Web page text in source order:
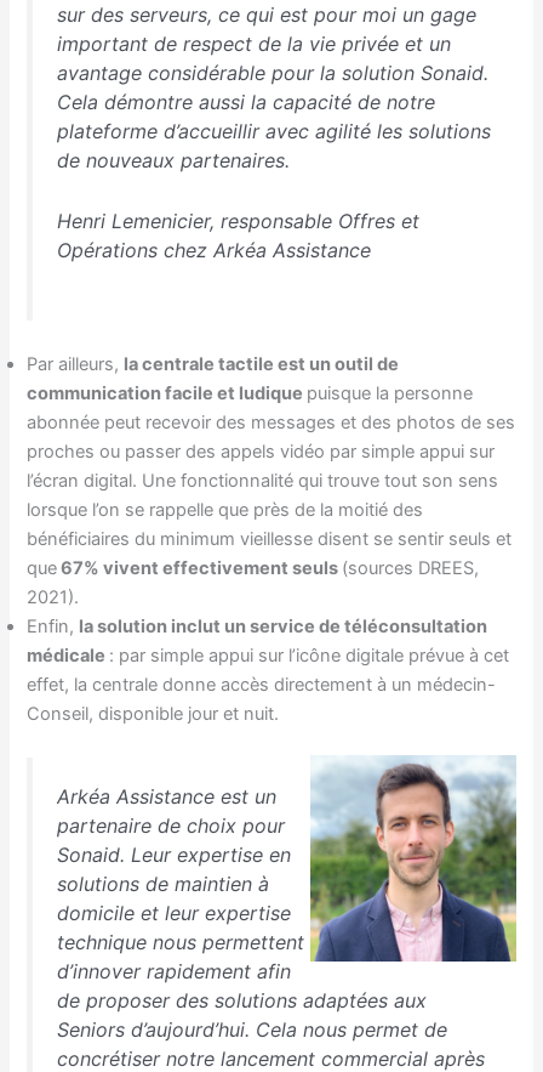
sur des serveurs, ce qui est pour moi un gage
important de respect de la vie privée et un
avantage considérable pour la solution Sonaid.
Cela démontre aussi la capacité de notre
plateforme d’accueillir avec agilité les solutions
de nouveaux partenaires.
Henri Lemenicier, responsable Offres et
Opérations chez Arkéa Assistance
Par ailleurs, la centrale tactile est un outil de
communication facile et ludique puisque la personne
abonnée peut recevoir des messages et des photos de ses
proches ou passer des appels vidéo par simple appui sur
l’écran digital. Une fonctionnalité qui trouve tout son sens
lorsque l’on se rappelle que près de la moitié des
bénéficiaires du minimum vieillesse disent se sentir seuls et
que67% vivent effectivement seuls (sources DREES,
2021).
Enfin, la solution inclut un service de téléconsultation
médicale : par simple appui sur l’icône digitale prévue à cet
effet, la centrale donne accès directement à un médecin-
Conseil, disponible jour et nuit.
Arkéa Assistance est un
partenaire de choix pour
Sonaid. Leur expertise en
solutions de maintien à
domicile et leur expertise
technique nous permettent
d’innover rapidement afin
de proposer des solutions adaptées aux
Seniors d’aujourd’hui. Cela nous permet de
concrétiser notre lancement commercial après